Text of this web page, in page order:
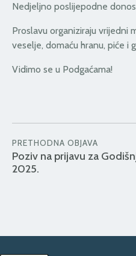
Nedjeljno poslijepodne
Proslavu organiziraju vrijedni
veselje, domaću hranu, piće i
Vidimo se u Podgaćama!
PRETHODNA OBJAVA
Poziv na prijavu za
2025.